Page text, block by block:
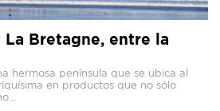
La Bretagne, entre la
hermosa península que se ubica al
en productos que no sólo